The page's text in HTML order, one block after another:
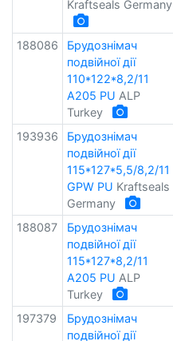
Kraftseals Germany
188086
Брудознімач
подвійної дії
110*122*8,2/11
A205 PU ALP
Turkey
193936
Брудознімач
подвійної дії
115*127*5,5/8,2/11
GPW PU Kraftseals
Germany
188087
Брудознімач
подвійної дії
115*127*8,2/11
A205 PU ALP
Turkey
197379
Брудознімач
подвійної дії